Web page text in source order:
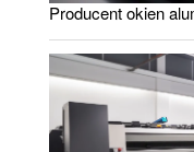
Producent okien